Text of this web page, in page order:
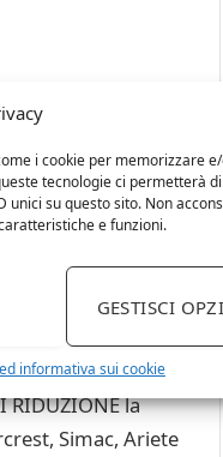
i cookie per memorizzare
tecnologie ci permetterà di
su questo sito. Non
e funzioni.
GESTISCI
informativa sui cookie
RIDUZIONE la
Simac, Ariete